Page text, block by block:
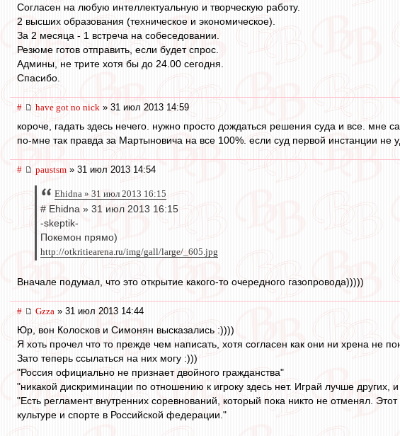
Согласен на любую интеллектуальную и творческую работу.
2 высших образования (техническое и экономическое).
За 2 месяца - 1 встреча на собеседовании.
Резюме готов отправить, если будет спрос.
Админы, не трите хотя бы до 24.00 сегодня.
Спасибо.
# have got no nick » 31 июл 2013 14:59
короче, гадать здесь нечего. нужно просто дождаться решения суда и все. мне
по-мне так правда за Мартыновича на все 100%. если суд первой инстанции не
# paustsm » 31 июл 2013 14:54
Ehidna » 31 июл 2013 16:15
# Ehidna » 31 июл 2013 16:15
-skeptik-
Покемон прямо)
http://otkritiearena.ru/img/gall/large/_605.jpg
Вначале подумал, что это открытие какого-то очередного газопровода)))))
# Gzza » 31 июл 2013 14:44
Юр, вон Колосков и Симонян высказались :))))
Я хоть прочел что то прежде чем написать, хотя согласен как они ни хрена не
Зато теперь ссылаться на них могу :)))
"Россия официально не признает двойного гражданства"
"никакой дискриминации по отношению к игроку здесь нет. Играй лучше других,
"Есть регламент внутренних соревнований, который пока никто не отменял.
культуре и спорте в Российской федерации."